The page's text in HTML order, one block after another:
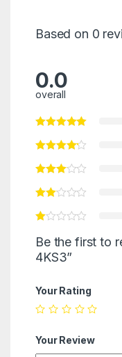
Based on 0
0.0
overall
Be the first to
4KS3”
Your Rating
Your Review